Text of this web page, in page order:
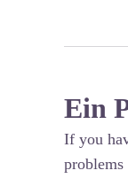
Ein
If you